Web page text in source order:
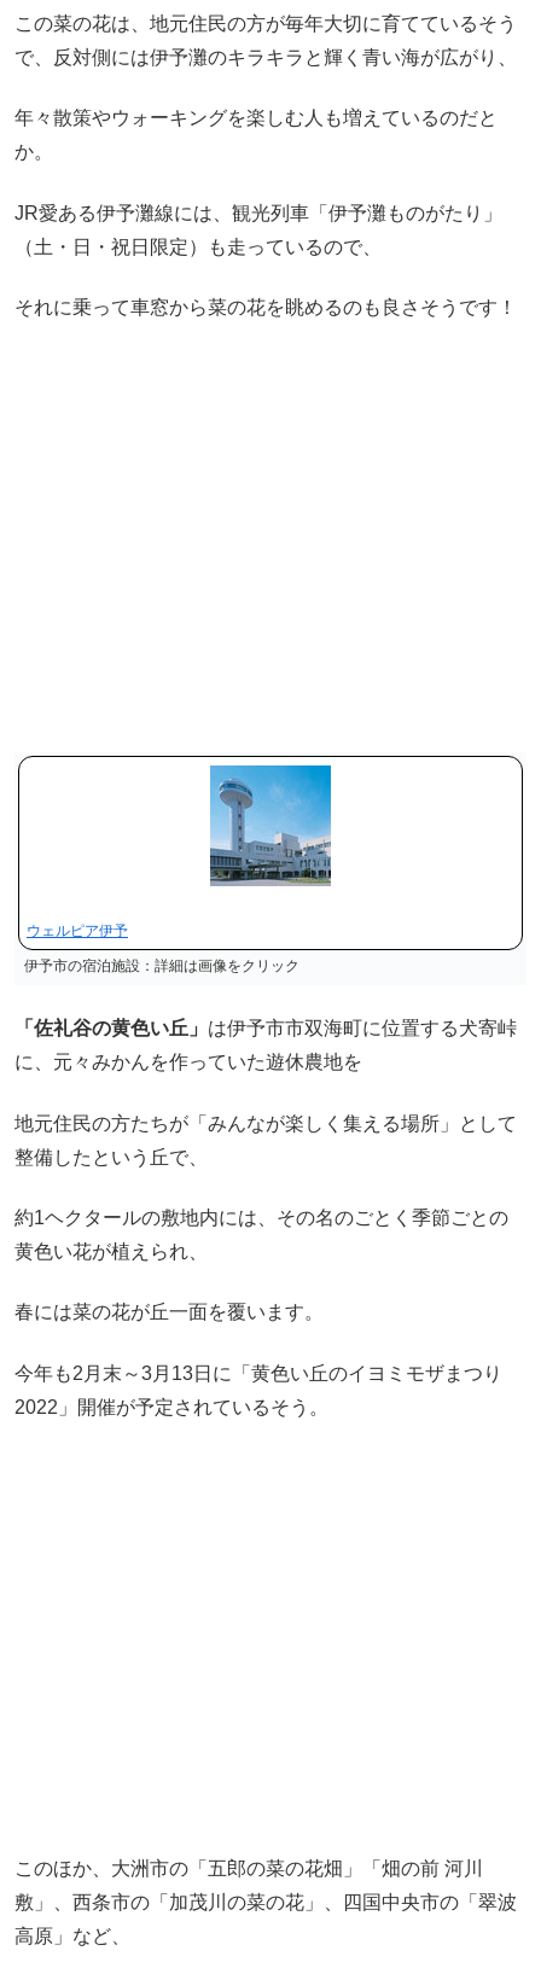
この菜の花は、地元住民の方が毎年大切に育てているそう
で、反対側には伊予灘のキラキラと輝く青い海が広がり、
年々散策やウォーキングを楽しむ人も増えているのだと
か。
JR愛ある伊予灘線には、観光列車「伊予灘ものがたり」
（土・日・祝日限定）も走っているので、
それに乗って車窓から菜の花を眺めるのも良さそうです！
ウェルピア伊予
伊予市の宿泊施設：詳細は画像をクリック
「佐礼谷の黄色い丘」 は伊予市市双海町に位置する犬寄峠
に、元々みかんを作っていた遊休農地を
地元住民の方たちが「みんなが楽しく集える場所」として
整備したという丘で、
約1ヘクタールの敷地内には、その名のごとく季節ごとの
黄色い花が植えられ、
春には菜の花が丘一面を覆います。
今年も2月末～3月13日に「黄色い丘のイヨミモザまつり
2022」開催が予定されているそう。
このほか、大洲市の「五郎の菜の花畑」「畑の前 河川
敷」、西条市の「加茂川の菜の花」、四国中央市の「翠波
高原」など、